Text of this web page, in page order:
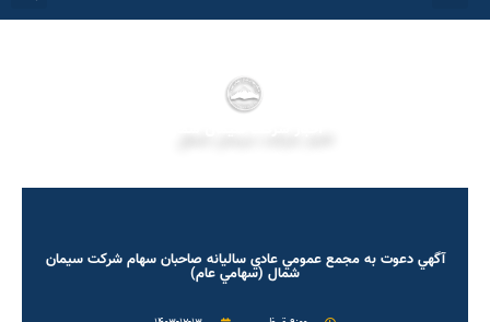
آگهي دعوت به مجمع عمومي عادي سالیانه صاحبان سهام شركت سيمان
شمال (سهامي عام)